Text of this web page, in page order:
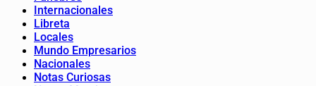
Internacionales
Libreta
Locales
Mundo Empresarios
Nacionales
Notas Curiosas